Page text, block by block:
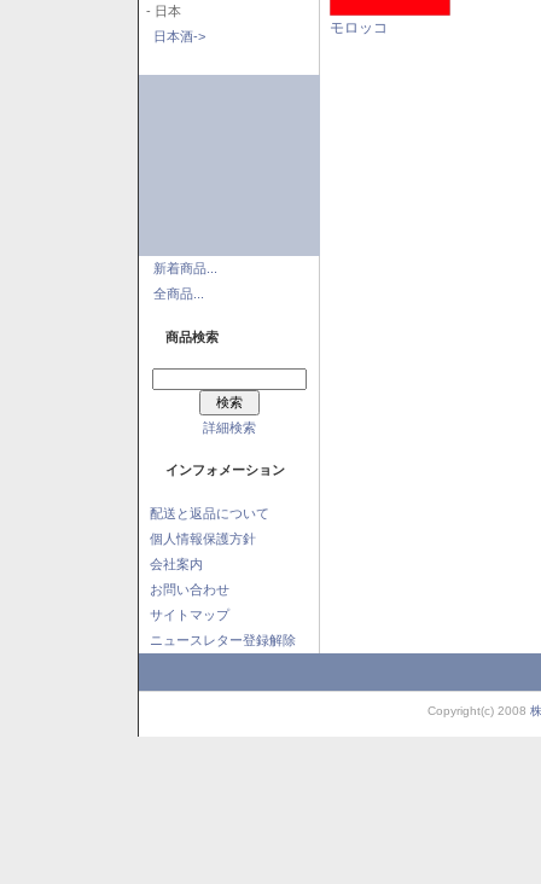
- 日本
日本酒->
新着商品...
全商品...
商品検索
詳細検索
インフォメーション
配送と返品について
個人情報保護方針
会社案内
お問い合わせ
サイトマップ
ニュースレター登録解除
モロッコ
Copyright(c) 2008